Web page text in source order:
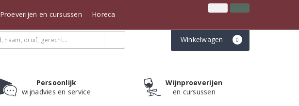
Klantenservice
Winkelwagen 0
Persoonlijk
wijnadvies en service
Wijnproeverijen
en cursussen
Proeverijen en cursussen Horeca